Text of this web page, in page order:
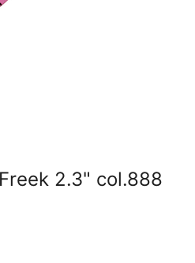
2.3" col.888